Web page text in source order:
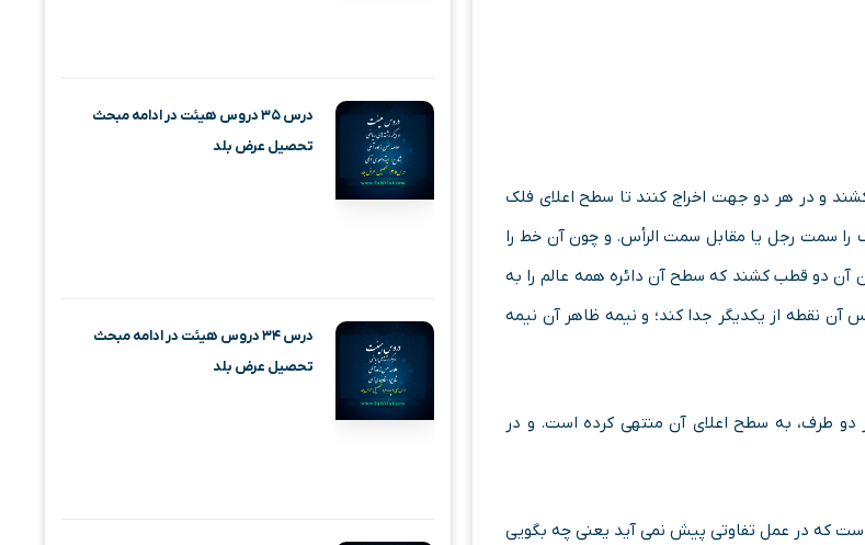
و در هر دو جهت اخراج کنند تا سطح اعلای فلک
را سمت رجل یا مقابل سمت الرأس. و چون آن خط را
آن دو قطب کشند که سطح آن دائره همه عالم را به
آن نقطه از یکدیگر جدا کند؛ و نیمه ظاهر آن نیمه
دو طرف، به سطح اعلای آن منتهی کرده است. و در
که در عمل تفاوتی پیش نمی آید یعنی چه بگویی
درس ۳۵ دروس هیئت در ادامه مبحث
تحصیل عرض بلد
درس ۳۴ دروس هیئت در ادامه مبحث
تحصیل عرض بلد